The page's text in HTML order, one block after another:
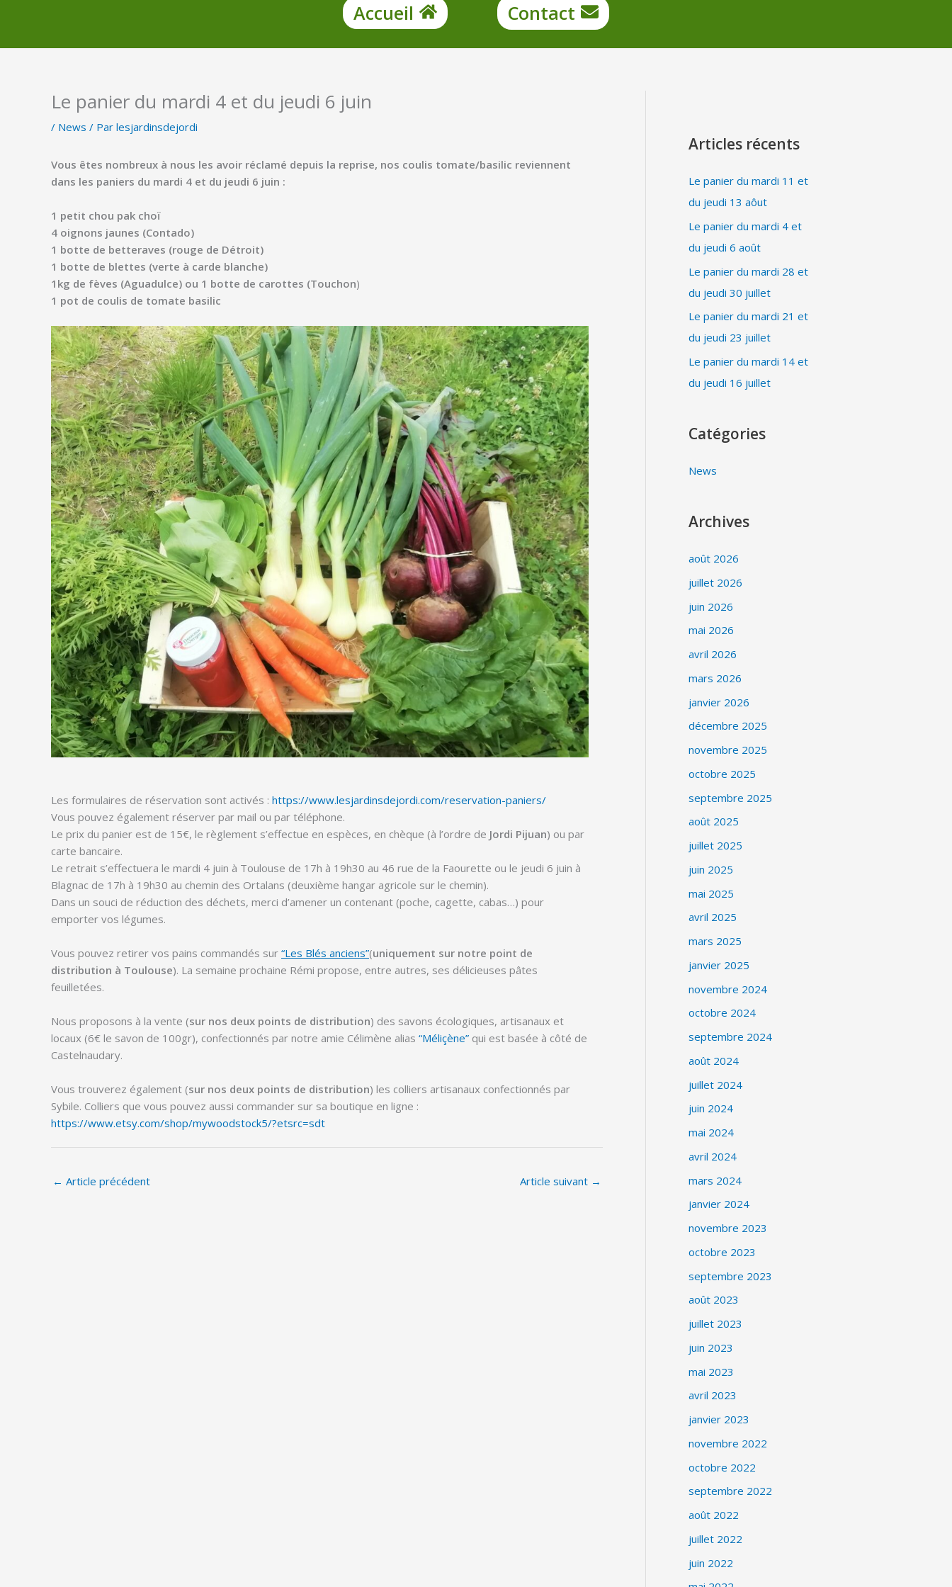
Accueil Contact
Le panier du mardi 4 et du jeudi 6 juin
/ News / Par lesjardinsdejordi
Vous êtes nombreux à nous les avoir réclamé depuis la reprise, nos coulis tomate/basilic reviennent
dans les paniers du mardi 4 et du jeudi 6 juin :
1 petit chou pak choï
4 oignons jaunes (Contado)
1 botte de betteraves (rouge de Détroit)
1 botte de blettes (verte à carde blanche)
1kg de fèves (Aguadulce) ou 1 botte de carottes (Touchon)
1 pot de coulis de tomate basilic
Les formulaires de réservation sont activés : https://www.lesjardinsdejordi.com/reservation-paniers/
Vous pouvez également réserver par mail ou par téléphone.
Le prix du panier est de 15€, le règlement s’effectue en espèces, en chèque (à l’ordre de Jordi Pijuan) ou par
carte bancaire.
Le retrait s’effectuera le mardi 4 juin à Toulouse de 17h à 19h30 au 46 rue de la Faourette ou le jeudi 6 juin à
Blagnac de 17h à 19h30 au chemin des Ortalans (deuxième hangar agricole sur le chemin).
Dans un souci de réduction des déchets, merci d’amener un contenant (poche, cagette, cabas…) pour
emporter vos légumes.
Vous pouvez retirer vos pains commandés sur “Les Blés anciens”(uniquement sur notre point de
distribution à Toulouse). La semaine prochaine Rémi propose, entre autres, ses délicieuses pâtes
feuilletées.
Nous proposons à la vente (sur nos deux points de distribution) des savons écologiques, artisanaux et
locaux (6€ le savon de 100gr), confectionnés par notre amie Célimène alias “Méliçène” qui est basée à côté de
Castelnaudary.
Vous trouverez également (sur nos deux points de distribution) les colliers artisanaux confectionnés par
Sybile. Colliers que vous pouvez aussi commander sur sa boutique en ligne :
https://www.etsy.com/shop/mywoodstock5/?etsrc=sdt
← Article précédent Article suivant →
Articles récents
Le panier du mardi 11 et
du jeudi 13 aôut
Le panier du mardi 4 et
du jeudi 6 août
Le panier du mardi 28 et
du jeudi 30 juillet
Le panier du mardi 21 et
du jeudi 23 juillet
Le panier du mardi 14 et
du jeudi 16 juillet
Catégories
News
Archives
août 2026
juillet 2026
juin 2026
mai 2026
avril 2026
mars 2026
janvier 2026
décembre 2025
novembre 2025
octobre 2025
septembre 2025
août 2025
juillet 2025
juin 2025
mai 2025
avril 2025
mars 2025
janvier 2025
novembre 2024
octobre 2024
septembre 2024
août 2024
juillet 2024
juin 2024
mai 2024
avril 2024
mars 2024
janvier 2024
novembre 2023
octobre 2023
septembre 2023
août 2023
juillet 2023
juin 2023
mai 2023
avril 2023
janvier 2023
novembre 2022
octobre 2022
septembre 2022
août 2022
juillet 2022
juin 2022